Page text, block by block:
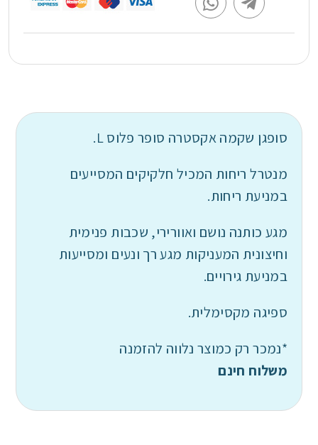
סופגן שקמה אקסטרה סופר פלוס L.
מנטרל ריחות המכיל חלקיקים המסייעים
במניעת ריחות.
מגע כותנה נושם ואוורירי, שכבות פנימית
וחיצונית המעניקות מגע רך ונעים ומסייעות
במניעת גירויים.
ספיגה מקסימלית.
*נמכר רק כמוצר נלווה להזמנה
משלוח חינם